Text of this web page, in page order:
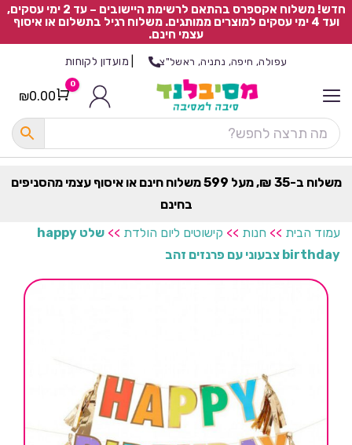
חדש! משלוח אקספרס בהתאם לרשימת היישובים – עד 2 ימי עסקים,
ועד 4 ימי עסקים למוצרים ממותגים. משלוח רגיל בתשלום או איסוף
עצמי חינם.
עפולה, חיפה, נתניה, ראשל"צ מועדון לקוחות
Cart
0
₪0.00
משלוח ב-35 ₪, מעל 599 משלוח חינם או איסוף עצמי מהסניפים
בחינם
עמוד הבית >> חנות >> קישוטים ליום הולדת >>
שלט happy
birthday צבעוני עם פרנזים זהב